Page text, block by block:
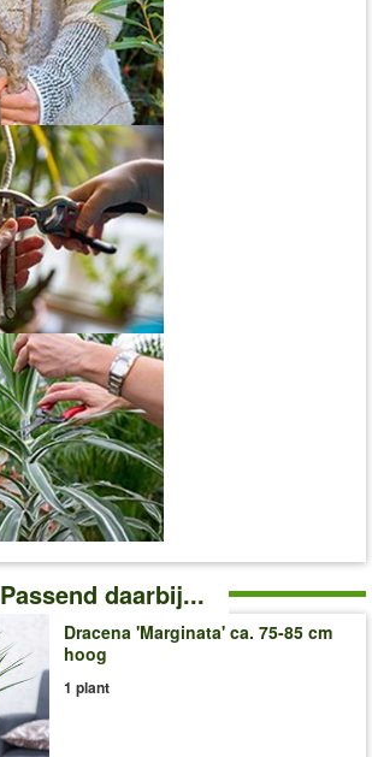
Passend daarbij...
Dracena 'Marginata' ca. 75-85 cm
hoog
1 plant